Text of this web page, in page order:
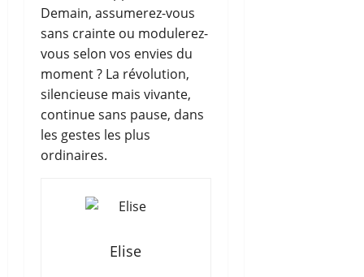
Demain, assumerez-vous
sans crainte ou modulerez-
vous selon vos envies du
moment ? La révolution,
silencieuse mais vivante,
continue sans pause, dans
les gestes les plus
ordinaires.
Elise